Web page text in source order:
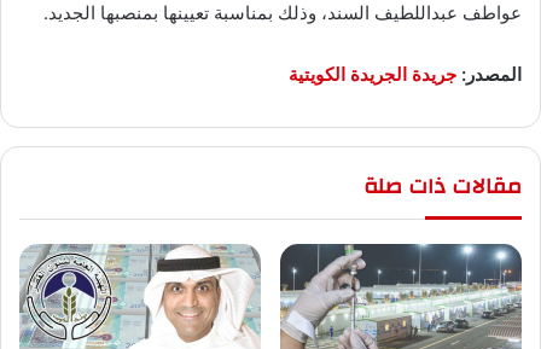
عواطف عبداللطيف السند، وذلك بمناسبة تعيينها بمنصبها الجديد.
المصدر: جريدة الجريدة الكويتية
مقالات ذات صلة